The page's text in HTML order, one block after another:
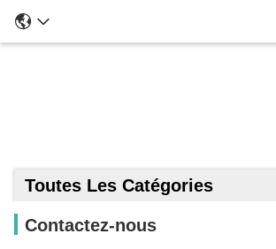
Toutes Les Catégories
Contactez-nous